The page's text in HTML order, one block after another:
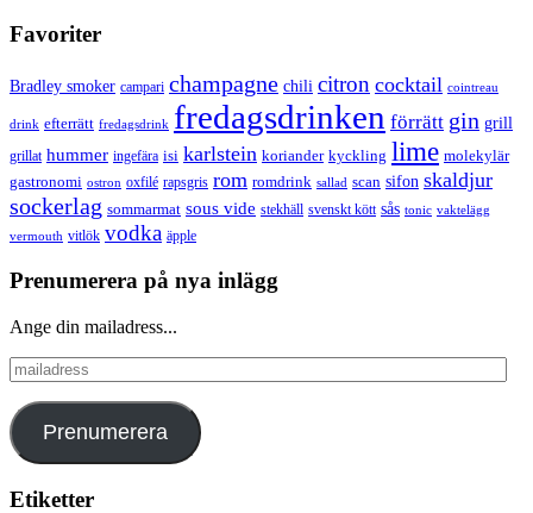
Favoriter
Bradley smoker campari champagne chili citron cocktail cointreau
drink efterrätt fredagsdrink fredagsdrinken förrätt gin grill
grillat hummer ingefära isi karlstein koriander kyckling lime molekylär
gastronomi ostron oxfilé rapsgris rom romdrink sallad scan sifon skaldjur
sockerlag sommarmat sous vide stekhäll svenskt kött sås tonic vaktelägg
vermouth vitlök vodka äpple
Prenumerera på nya inlägg
Ange din mailadress...
mailadress
Prenumerera
Etiketter